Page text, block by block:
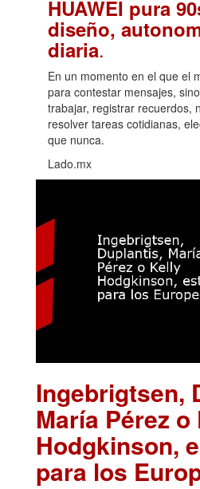
HUAWEI pura
diseño,
diaria.
En un momento en el que el
para contestar mensajes,
trabajar, registrar recuerdos,
resolver tareas cotidianas,
que nunca.
Lado.mx
Ingebrigtsen,
María Pérez o
Hodgkinson,
para los